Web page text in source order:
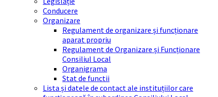
Conducere
Organizare
Regulament de organizare și funcționare
aparat propriu
Regulament de Organizare și Funcționare
Consiliul Local
Organigrama
Stat de functii
Lista și datele de contact ale instituțiilor care